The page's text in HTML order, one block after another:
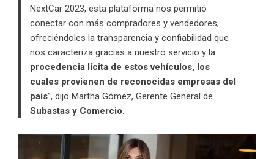
NextCar 2023, esta plataforma nos permitió
conectar con más compradores y vendedores,
ofreciéndoles la transparencia y confiabilidad que
nos caracteriza gracias a nuestro servicio y la
procedencia lícita de estos vehículos, los
cuales provienen de reconocidas empresas del
país”, dijo Martha Gómez, Gerente General de
Subastas y Comercio.